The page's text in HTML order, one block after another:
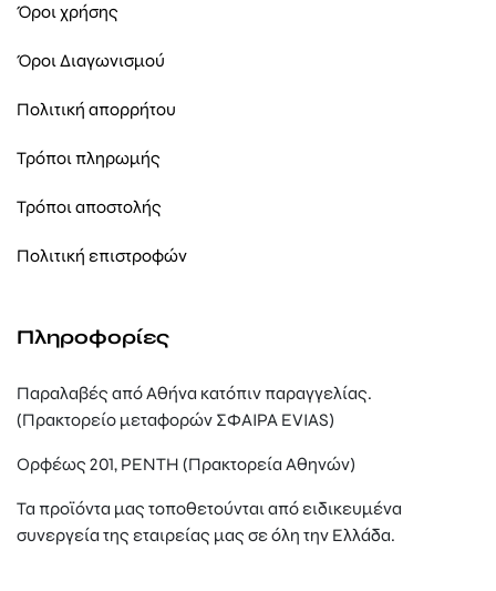
Όροι χρήσης
Όροι Διαγωνισμού
Πολιτική απορρήτου
Τρόποι πληρωμής
Τρόποι αποστολής
Πολιτική επιστροφών
Πληροφορίες
Παραλαβές από Αθήνα κατόπιν παραγγελίας.
(Πρακτορείο μεταφορών ΣΦΑΙΡΑ EVIAS)
Ορφέως 201, ΡΕΝΤΗ (Πρακτορεία Αθηνών)
Τα προϊόντα μας τοποθετούνται από ειδικευμένα
συνεργεία της εταιρείας μας σε όλη την Ελλάδα.